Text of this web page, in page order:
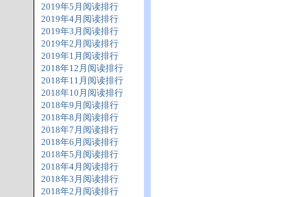
2019年5月阅读排行
2019年4月阅读排行
2019年3月阅读排行
2019年2月阅读排行
2019年1月阅读排行
2018年12月阅读排行
2018年11月阅读排行
2018年10月阅读排行
2018年9月阅读排行
2018年8月阅读排行
2018年7月阅读排行
2018年6月阅读排行
2018年5月阅读排行
2018年4月阅读排行
2018年3月阅读排行
2018年2月阅读排行